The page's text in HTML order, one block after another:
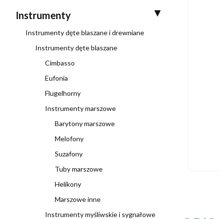
Instrumenty
Instrumenty dęte blaszane i drewniane
Instrumenty dęte blaszane
Cimbasso
Eufonia
Flugelhorny
Instrumenty marszowe
Barytony marszowe
Melofony
Suzafony
Tuby marszowe
Helikony
Marszowe inne
Instrumenty myśliwskie i sygnałowe